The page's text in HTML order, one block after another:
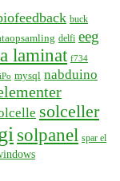
buck
delfi eeg
laminat f734
mysql nabduino
solceller
solpanel spar el